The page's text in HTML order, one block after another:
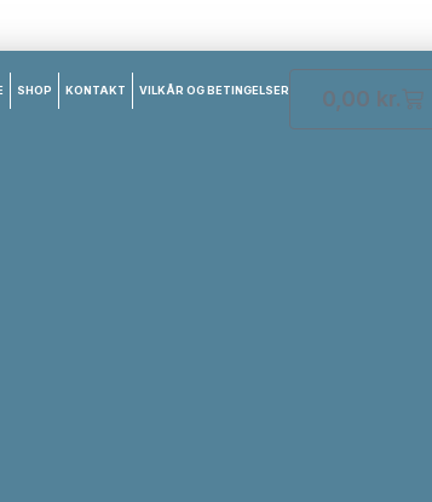
SHOP KONTAKT VILKÅR OG BETINGELSER 0,00 kr.